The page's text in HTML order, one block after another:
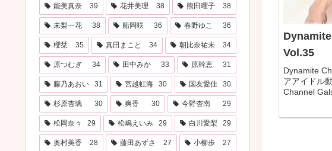
Vol.35
Dynamite
アアイドル
Channel
のグラビア
は詳しく紐
能美真奈 39 花井美理 38 熊田曜子 38
未梨一花 38 船岡咲 36 春野ゆこ 36
櫻栞 35 真田まこと 34 朝比奈祐未 34
原つむぎ 34 田中みか 33 原幹恵 31
藤乃あおい 31 宮越虹海 30 国友愛佳 30
杉原杏璃 30 爽香 30 今野杏南 29
松岡奈々 29 松嶋えいみ 29 白川愛梨 29
奥村美香 28 藤田あずさ 27 小柳歩 27